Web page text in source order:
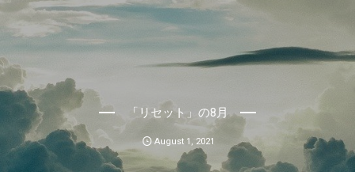
「リセット」の8月
August 1 , 2021